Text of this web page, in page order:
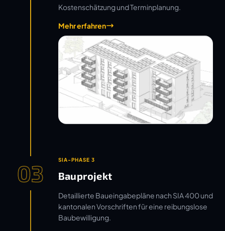
Kostenschätzung und Terminplanung.
Mehr erfahren
03 SIA-PHASE 3
Bauprojekt
Detaillierte Baueingabepläne nach SIA 400 und
kantonalen Vorschriften für eine reibungslose
Baubewilligung.